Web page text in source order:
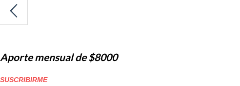
Aporte mensual de $8000
SUSCRIBIRME